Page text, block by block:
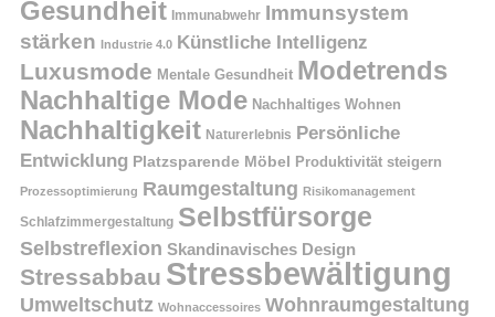
Gesundheit Immunabwehr Immunsystem
stärken Industrie 4.0 Künstliche Intelligenz
Luxusmode Mentale Gesundheit Modetrends
Nachhaltige Mode Nachhaltiges Wohnen
Nachhaltigkeit Naturerlebnis Persönliche
Entwicklung Platzsparende Möbel Produktivität steigern
Prozessoptimierung Raumgestaltung Risikomanagement
Schlafzimmergestaltung Selbstfürsorge
Selbstreflexion Skandinavisches Design
Stressabbau Stressbewältigung
Umweltschutz Wohnaccessoires Wohnraumgestaltung